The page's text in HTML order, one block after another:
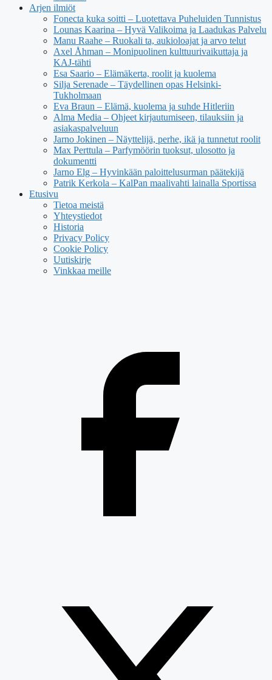
Arjen ilmiöt
Fonecta kuka soitti – Luotettava Puheluiden Tunnistus
Lounas Kaarina – Hyvä Valikoima ja Laadukas Palvelu
Manu Raahe – Ruokali ta, aukioloajat ja arvo telut
Axel Åhman – Monipuolinen kulttuurivaikuttaja ja
KAJ-tähti
Esa Saario – Elämäkerta, roolit ja kuolema
Silja Serenade – Täydellinen opas Helsinki-
Tukholmaan
Eva Braun – Elämä, kuolema ja suhde Hitleriin
Alma Media – Ohjeet kirjautumiseen, tilauksiin ja
asiakaspalveluun
Jarno Jokinen – Näyttelijä, perhe, ikä ja tunnetut roolit
Max Perttula – Parfymöörin tuoksut, ulosotto ja
dokumentti
Jarno Elg – Hyvinkään paloittelusurman päätekijä
Patrik Kerkola – KalPan maalivahti lainalla Sportissa
Etusivu
Tietoa meistä
Yhteystiedot
Historia
Privacy Policy
Cookie Policy
Uutiskirje
Vinkkaa meille